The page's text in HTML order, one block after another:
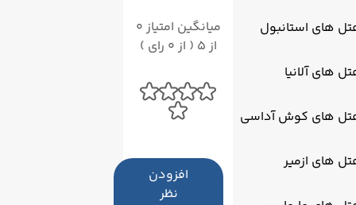
های استانبول
های آلانیا
های کوش آداسی
های ازمیر
میانگین امتیاز 0
از 5 ( از 0 رای )
افزودن
نظر